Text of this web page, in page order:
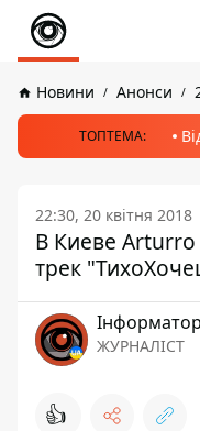
Новини Анонси
ТОПТЕМА:
22:30, 20 квітня 2018
В Киеве Arturro
трек
ЖУРНАЛІСТ
👍